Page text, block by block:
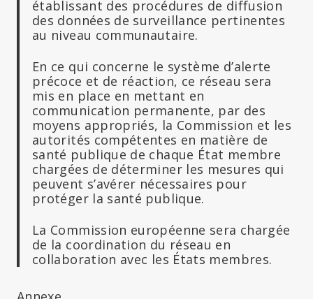
établissant des procédures de diffusion
des données de surveillance pertinentes
au niveau communautaire.
En ce qui concerne le système d’alerte
précoce et de réaction, ce réseau sera
mis en place en mettant en
communication permanente, par des
moyens appropriés, la Commission et les
autorités compétentes en matière de
santé publique de chaque État membre
chargées de déterminer les mesures qui
peuvent s’avérer nécessaires pour
protéger la santé publique.
La Commission européenne sera chargée
de la coordination du réseau en
collaboration avec les États membres.